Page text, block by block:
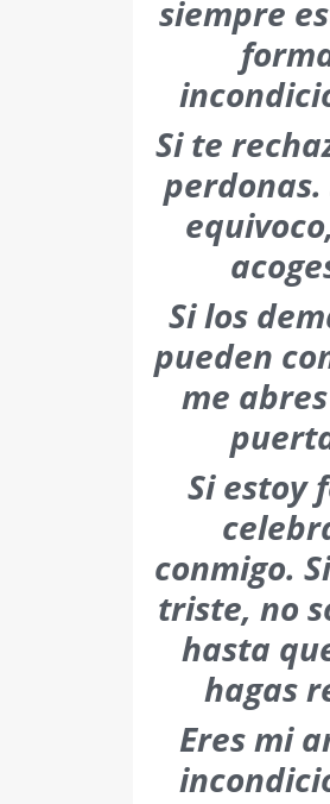
siempre
Si te
perdonas.
Si los
pueden
me
Si estoy
conmigo.
triste, no
hasta
hagas
Eres mi